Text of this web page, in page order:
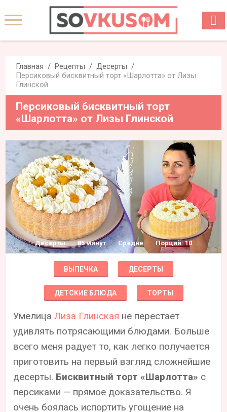
Главная Рецепты
Десерты
Персиковый бисквитный торт «Шарлотта» от Лизы
Глинской
Персиковый бисквитный торт
«Шарлотта» от Лизы Глинской
Десерты 85 минут Средне Порций: 10
ВЫПЕЧКА ДЕСЕРТЫ
ДЕТСКИЕ БЛЮДА ТОРТЫ
УмелицаЛиза Глинская не перестает
удивлять потрясающими блюдами. Больше
всего меня радует то, как легко получается
приготовить на первый взгляд сложнейшие
десерты. Бисквитный торт «Шарлотта» с
персиками — прямое доказательство. Я
очень боялась испортить угощение на